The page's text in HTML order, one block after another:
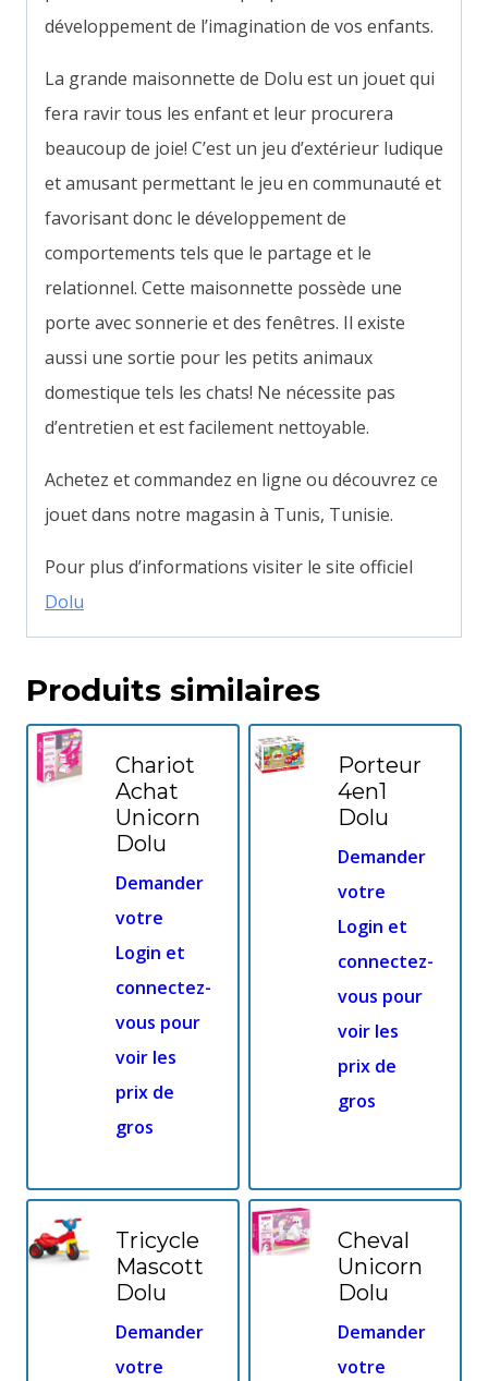
développement de l’imagination de vos enfants.
La grande maisonnette de Dolu est un jouet qui
fera ravir tous les enfant et leur procurera
beaucoup de joie! C’est un jeu d’extérieur ludique
et amusant permettant le jeu en communauté et
favorisant donc le développement de
comportements tels que le partage et le
relationnel. Cette maisonnette possède une
porte avec sonnerie et des fenêtres. Il existe
aussi une sortie pour les petits animaux
domestique tels les chats! Ne nécessite pas
d’entretien et est facilement nettoyable.
Achetez et commandez en ligne ou découvrez ce
jouet dans notre magasin à Tunis, Tunisie.
Pour plus d’informations visiter le site officiel
Dolu
Produits similaires
Chariot
Achat
Unicorn
Dolu
Demander
votre
Login et
connectez-
vous pour
voir les
prix de
gros
Porteur
4en1
Dolu
Demander
votre
Login et
connectez-
vous pour
voir les
prix de
gros
Tricycle
Mascott
Dolu
Demander
votre
Cheval
Unicorn
Dolu
Demander
votre